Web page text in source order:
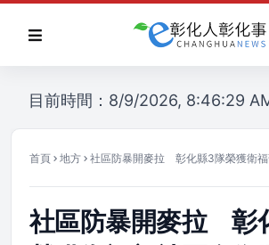
目前時間：8/9/2026, 8:46:29
首頁 地方 社區防暴開麥拉 彰化縣3隊榮獲衛福
社區防暴開麥拉 彰